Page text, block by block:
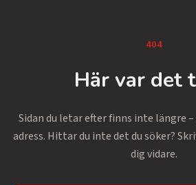
404
Här var det
Sidan du letar efter finns inte längre
adress. Hittar du inte det du söker?
dig vidare.